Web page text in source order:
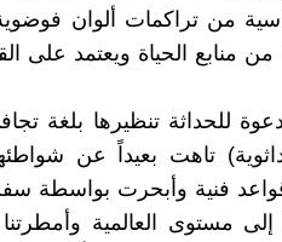
من تراكمات ألوان
من منابع الحياة ويعتمد على
للحداثة تنظيرها بلغة
تاهت بعيداً عن
فنية وأبحرت بواسطة
مستوى العالمية وأمطرتنا